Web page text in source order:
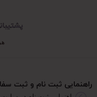
پشتیبانی 24/7
راهنمایی ثبت نام و ثبت